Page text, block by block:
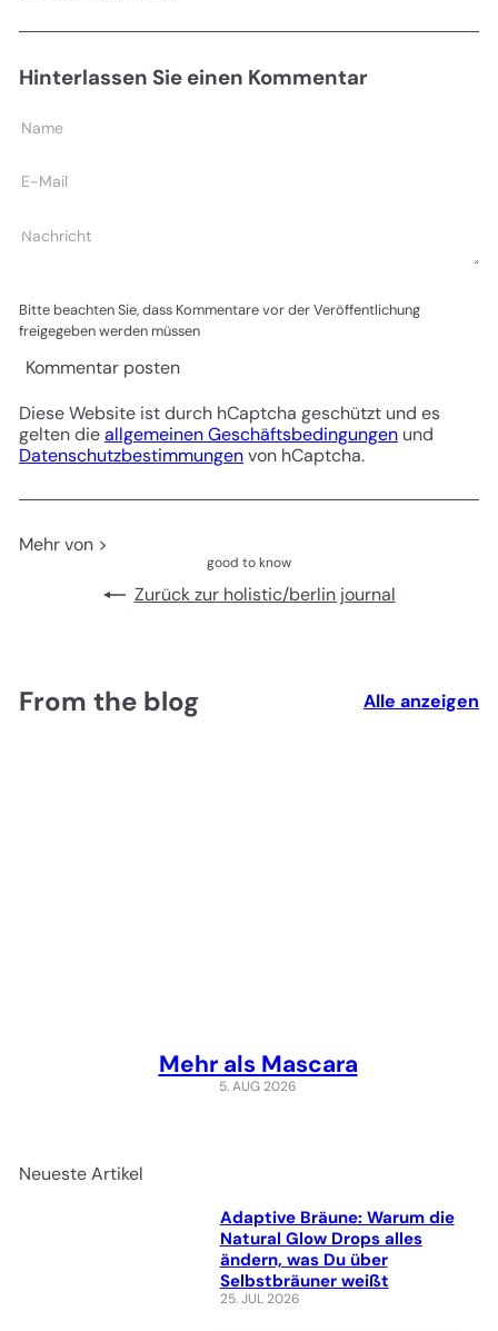
Hinterlassen Sie einen Kommentar
Name
E-
Nachricht
Bitte beachten Sie, dass Kommentare vor der Veröffentlichung
freigegeben werden müssen
Kommentar posten
Diese Website ist durch hCaptcha geschützt und es
gelten dieallgemeinen Geschäftsbedingungen und
Datenschutzbestimmungenvon hCaptcha.
Mehr von >
good to know
Zurück zur holistic/berlin journal
From the blog Alle anzeigen
Mehr als Mascara
5. AUG 2026
Neueste Artikel
Adaptive Bräune: Warum die
Natural Glow Drops alles
ändern, was Du über
Selbstbräuner weißt
25. JUL 2026